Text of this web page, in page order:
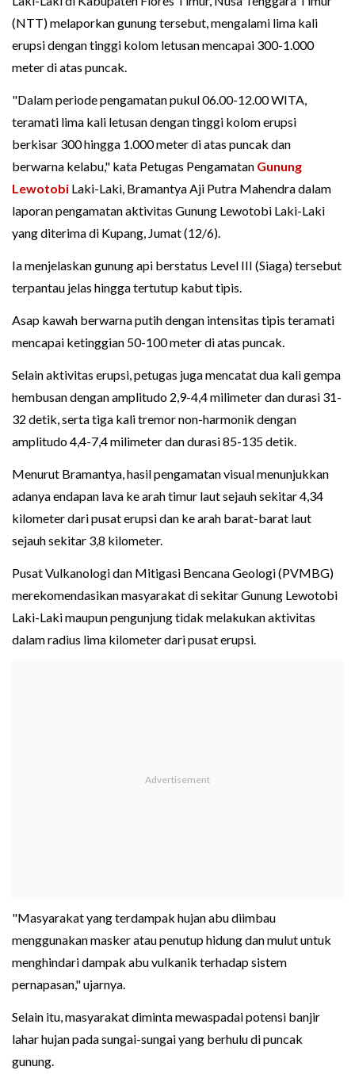
(NTT) melaporkan gunung tersebut, mengalami lima kali
erupsi dengan tinggi kolom letusan mencapai 300-1.000
meter di atas puncak.
"Dalam periode pengamatan pukul 06.00-12.00 WITA,
teramati lima kali letusan dengan tinggi kolom erupsi
berkisar 300 hingga 1.000 meter di atas puncak dan
berwarna kelabu," kata Petugas Pengamatan Gunung
Lewotobi Laki-Laki, Bramantya Aji Putra Mahendra dalam
laporan pengamatan aktivitas Gunung Lewotobi Laki-Laki
yang diterima di Kupang, Jumat (12/6).
Ia menjelaskan gunung api berstatus Level III (Siaga) tersebut
terpantau jelas hingga tertutup kabut tipis.
Asap kawah berwarna putih dengan intensitas tipis teramati
mencapai ketinggian 50-100 meter di atas puncak.
Selain aktivitas erupsi, petugas juga mencatat dua kali gempa
hembusan dengan amplitudo 2,9-4,4 milimeter dan durasi 31-
32 detik, serta tiga kali tremor non-harmonik dengan
amplitudo 4,4-7,4 milimeter dan durasi 85-135 detik.
Menurut Bramantya, hasil pengamatan visual menunjukkan
adanya endapan lava ke arah timur laut sejauh sekitar 4,34
kilometer dari pusat erupsi dan ke arah barat-barat laut
sejauh sekitar 3,8 kilometer.
Pusat Vulkanologi dan Mitigasi Bencana Geologi (PVMBG)
merekomendasikan masyarakat di sekitar Gunung Lewotobi
Laki-Laki maupun pengunjung tidak melakukan aktivitas
dalam radius lima kilometer dari pusat erupsi.
"Masyarakat yang terdampak hujan abu diimbau
menggunakan masker atau penutup hidung dan mulut untuk
menghindari dampak abu vulkanik terhadap sistem
pernapasan," ujarnya.
Selain itu, masyarakat diminta mewaspadai potensi banjir
lahar hujan pada sungai-sungai yang berhulu di puncak
gunung.